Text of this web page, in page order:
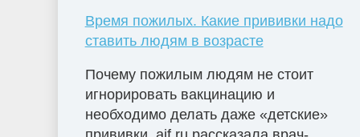
Время пожилых. Какие прививки надо
ставить людям в возрасте
Почему пожилым людям не стоит
игнорировать вакцинацию и
необходимо делать даже «детские»